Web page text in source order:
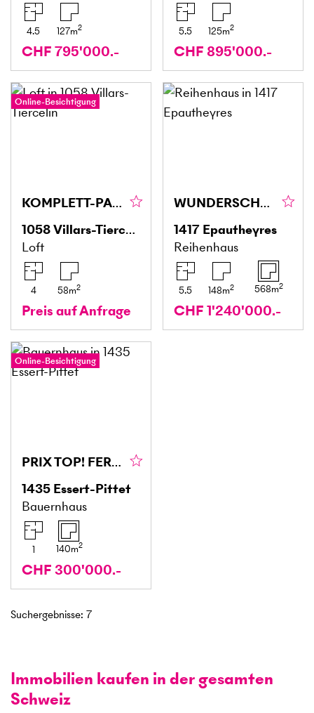
4.5 127m2
CHF 795'000.-
5.5 125m2
CHF 895'000.-
Online-Besichtigung
KOMPLETT-PAKET MIT STABILER RENDITE
1058Villars-Tiercelin
Loft
4 58m2
Preis auf Anfrage
WUNDERSCHÖN UND FRIEDLICH MIT GARTEN
1417 Epautheyres
Reihenhaus
5.5 148m2 568m2
CHF 1'240'000.-
Online-Besichtigung
PRIX TOP! FERME MITOYENNE À TRANSFORMER
1435 Essert-Pittet
Bauernhaus
1 140m2
CHF 300'000.-
Suchergebnisse: 7
Immobilien kaufen in der gesamten
Schweiz